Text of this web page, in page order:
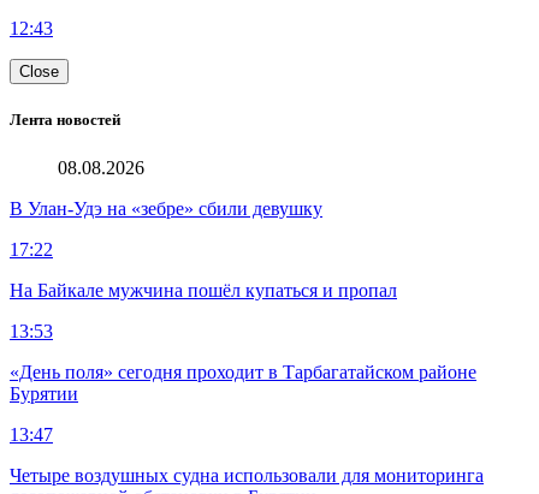
12:43
Close
Лента новостей
08.08.2026
В Улан-Удэ на «зебре» сбили девушку
17:22
На Байкале мужчина пошёл купаться и пропал
13:53
«День поля» сегодня проходит в Тарбагатайском районе
Бурятии
13:47
Четыре воздушных судна использовали для мониторинга